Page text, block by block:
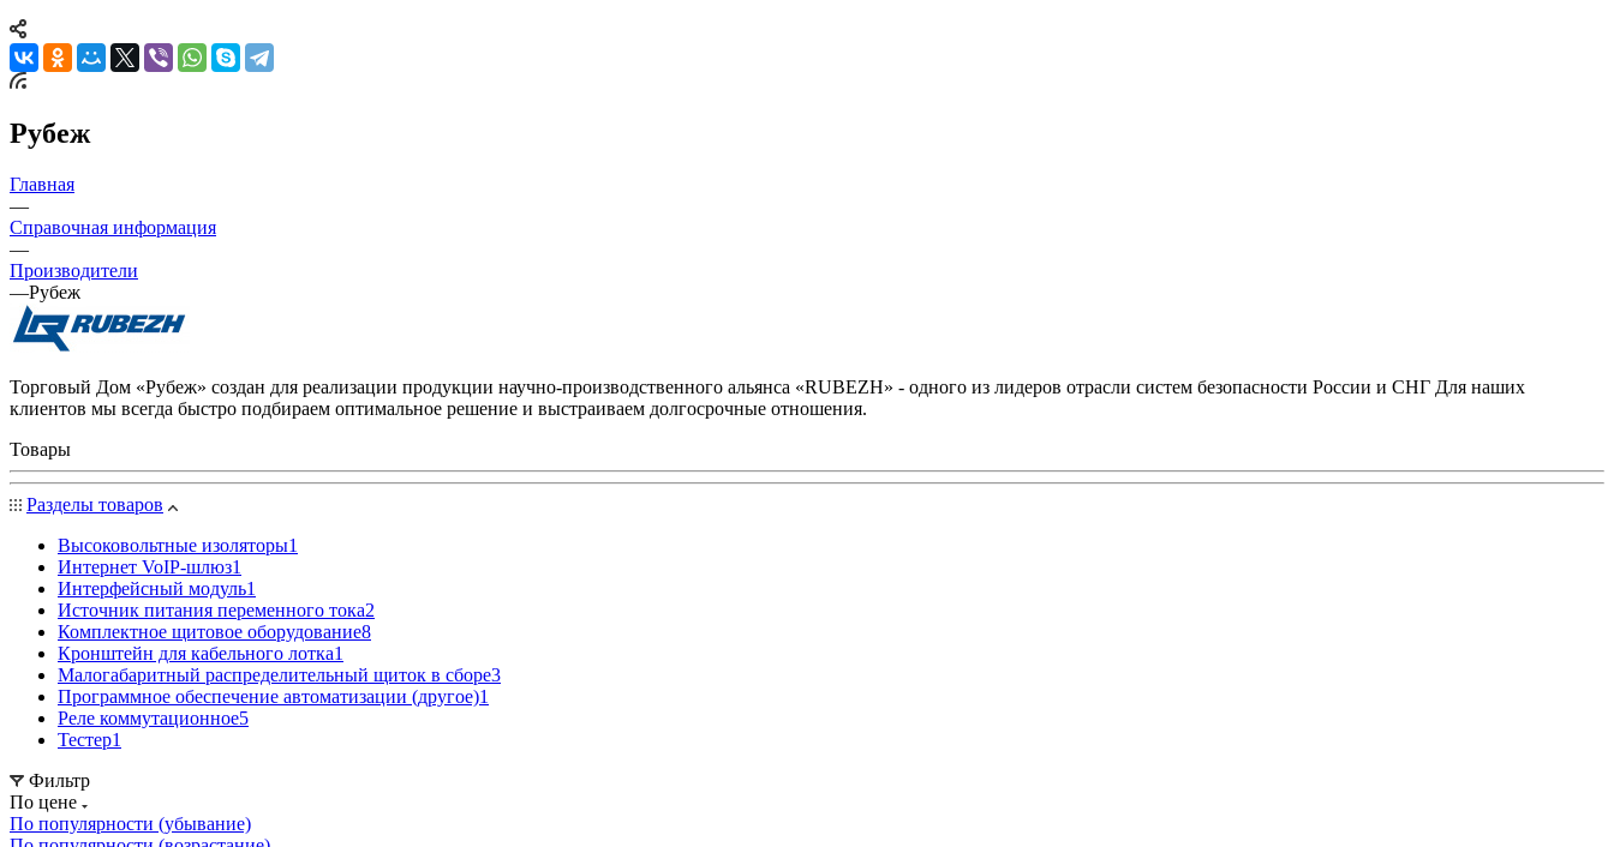
Рубеж
Главная
—
Справочная информация
—
Производители
—Рубеж
Торговый Дом «Рубеж» создан для реализации продукции научно-производственного альянса «RUBEZH» - одного из лидеров отрасли систем безопасности России и СНГ Для наших
клиентов мы всегда быстро подбираем оптимальное решение и выстраиваем долгосрочные отношения.
Товары
Разделы товаров
Высоковольтные изоляторы1
Интернет VoIP-шлюз1
Интерфейсный модуль1
Источник питания переменного тока2
Комплектное щитовое оборудование8
Кронштейн для кабельного лотка1
Малогабаритный распределительный щиток в сборе3
Программное обеспечение автоматизации (другое)1
Реле коммутационное5
Тестер1
Фильтр
По цене
По популярности (убывание)